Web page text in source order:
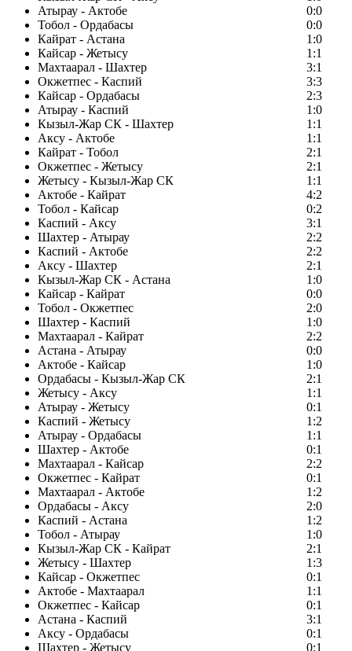
Атырау - Актобе
0:0
Тобол - Ордабасы
0:0
Кайрат - Астана
1:0
Кайсар - Жетысу
1:1
Махтаарал - Шахтер
3:1
Окжетпес - Каспий
3:3
Кайсар - Ордабасы
2:3
Атырау - Каспий
1:0
Кызыл-Жар СК - Шахтер
1:1
Аксу - Актобе
1:1
Кайрат - Тобол
2:1
Окжетпес - Жетысу
2:1
Жетысу - Кызыл-Жар СК
1:1
Актобе - Кайрат
4:2
Тобол - Кайсар
0:2
Каспий - Аксу
3:1
Шахтер - Атырау
2:2
Каспий - Актобе
2:2
Аксу - Шахтер
2:1
Кызыл-Жар СК - Астана
1:0
Кайсар - Кайрат
0:0
Тобол - Окжетпес
2:0
Шахтер - Каспий
1:0
Махтаарал - Кайрат
2:2
Астана - Атырау
0:0
Актобе - Кайсар
1:0
Ордабасы - Кызыл-Жар СК
2:1
Жетысу - Аксу
1:1
Атырау - Жетысу
0:1
Каспий - Жетысу
1:2
Атырау - Ордабасы
1:1
Шахтер - Актобе
0:1
Махтаарал - Кайсар
2:2
Окжетпес - Кайрат
0:1
Махтаарал - Актобе
1:2
Ордабасы - Аксу
2:0
Каспий - Астана
1:2
Тобол - Атырау
1:0
Кызыл-Жар СК - Кайрат
2:1
Жетысу - Шахтер
1:3
Кайсар - Окжетпес
0:1
Актобе - Махтаарал
1:1
Окжетпес - Кайсар
0:1
Астана - Каспий
3:1
Аксу - Ордабасы
0:1
Шахтер - Жетысу
0:1